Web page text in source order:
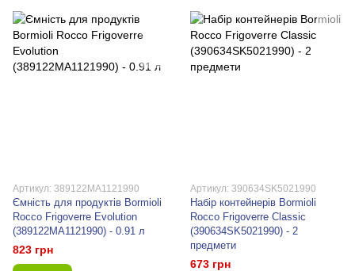
Артикул: 389122MA1121990
Ємність для продуктів Bormioli
Rocco Frigoverre Evolution
(389122MA1121990) - 0.91 л
823 грн
Артикул: 390634SK5021990
Набір контейнерів Bormioli
Rocco Frigoverre Classic
(390634SK5021990) - 2
предмети
673 грн